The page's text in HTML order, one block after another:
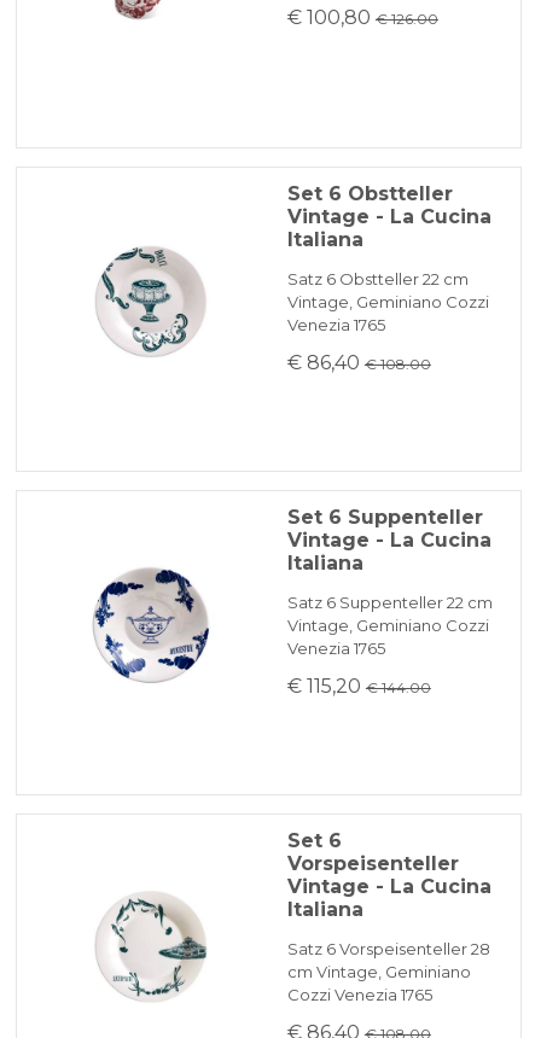
€ 100,80 € 126.00
Set 6 Obstteller
Vintage - La Cucina
Italiana
Satz 6 Obstteller 22 cm
Vintage, Geminiano Cozzi
Venezia 1765
€ 86,40 € 108.00
Set 6 Suppenteller
Vintage - La Cucina
Italiana
Satz 6 Suppenteller 22 cm
Vintage, Geminiano Cozzi
Venezia 1765
€ 115,20 € 144.00
Set 6
Vorspeisenteller
Vintage - La Cucina
Italiana
Satz 6 Vorspeisenteller 28
cm Vintage, Geminiano
Cozzi Venezia 1765
€ 86,40 € 108.00